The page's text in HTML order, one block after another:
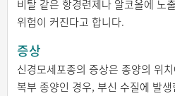
비탈 같은 항경련제나 알코올에 노
위험이 커진다고 합니다.
증상
신경모세포종의 증상은 종양의 위
복부 종양인 경우, 부신 수질에 발